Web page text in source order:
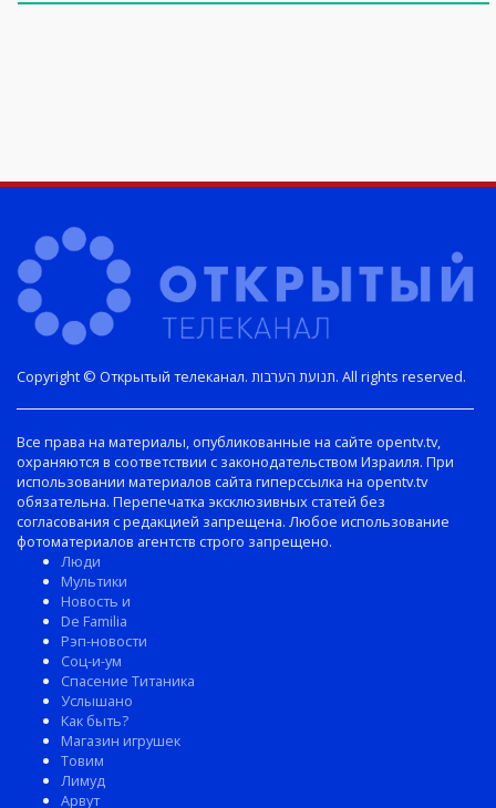
Copyright © Открытый телеканал. תנועת הערבות. All rights reserved.
Все права на материалы, опубликованные на сайте opentv.tv,
охраняются в соответствии с законодательством Израиля. При
использовании материалов сайта гиперссылка на opentv.tv
обязательна. Перепечатка эксклюзивных статей без
согласования с редакцией запрещена. Любое использование
фотоматериалов агентств строго запрещено.
Люди
Мультики
Новость и
De Familia
Рэп-новости
Соц-и-ум
Спасение Титаника
Услышано
Как быть?
Магазин игрушек
Товим
Лимуд
Арвут